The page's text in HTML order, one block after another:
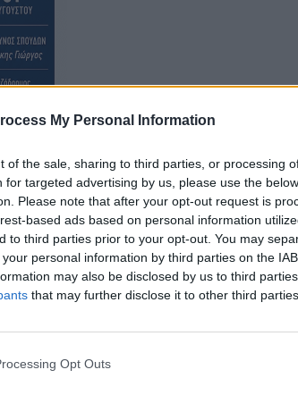
My Personal Information
of the sale, sharing to third parties, or processing
for targeted advertising by us, please use the
Please note that after your opt-out request is
based ads based on personal information
to third parties prior to your opt-out. You may
personal information by third parties on the
may also be disclosed by us to third
that may further disclose it to other third parties.
Opt Outs